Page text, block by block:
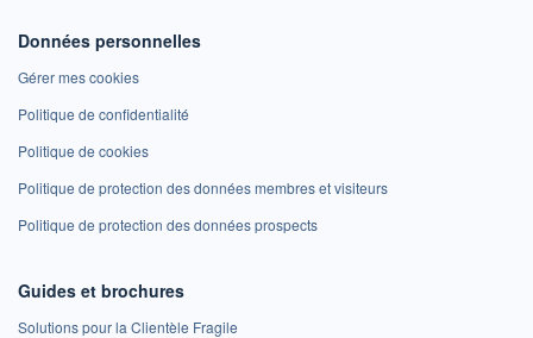
Données personnelles
Gérer mes cookies
Politique de confidentialité
Politique de cookies
Politique de protection des données membres et visiteurs
Politique de protection des données prospects
Guides et brochures
Solutions pour la Clientèle Fragile